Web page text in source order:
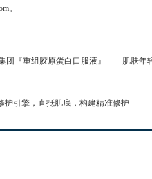
。
团『重组胶原蛋白口服液』——肌肤年
护引擎，直抵肌底，构建精准修护